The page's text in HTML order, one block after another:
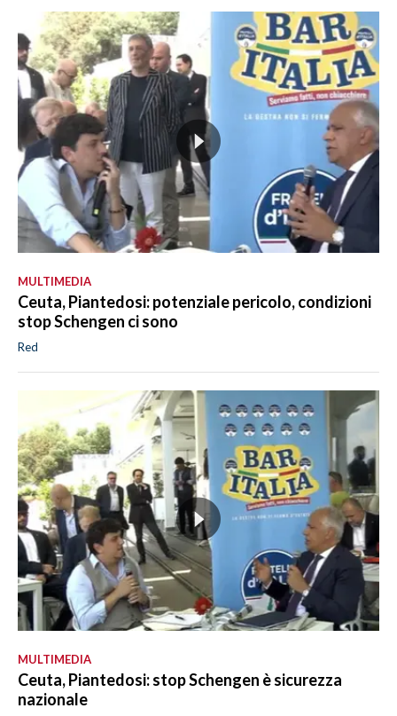
MULTIMEDIA
Ceuta, Piantedosi: potenziale pericolo, condizioni
stop Schengen ci sono
Red
MULTIMEDIA
Ceuta, Piantedosi: stop Schengen è sicurezza
nazionale